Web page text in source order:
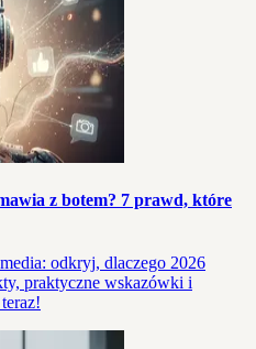
z botem? 7 prawd, które
odkryj, dlaczego 2026
praktyczne wskazówki i